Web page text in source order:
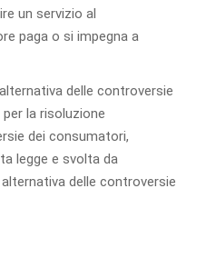
un servizio al
paga o si impegna a
delle controversie
la risoluzione
dei consumatori,
legge e svolta da
delle controversie